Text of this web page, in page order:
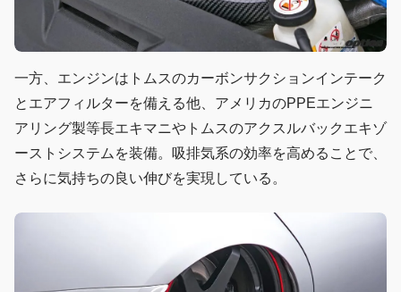
一方、エンジンはトムスのカーボンサクションインテーク
とエアフィルターを備える他、アメリカのPPEエンジニ
アリング製等長エキマニやトムスのアクスルバックエキゾ
ーストシステムを装備。吸排気系の効率を高めることで、
さらに気持ちの良い伸びを実現している。